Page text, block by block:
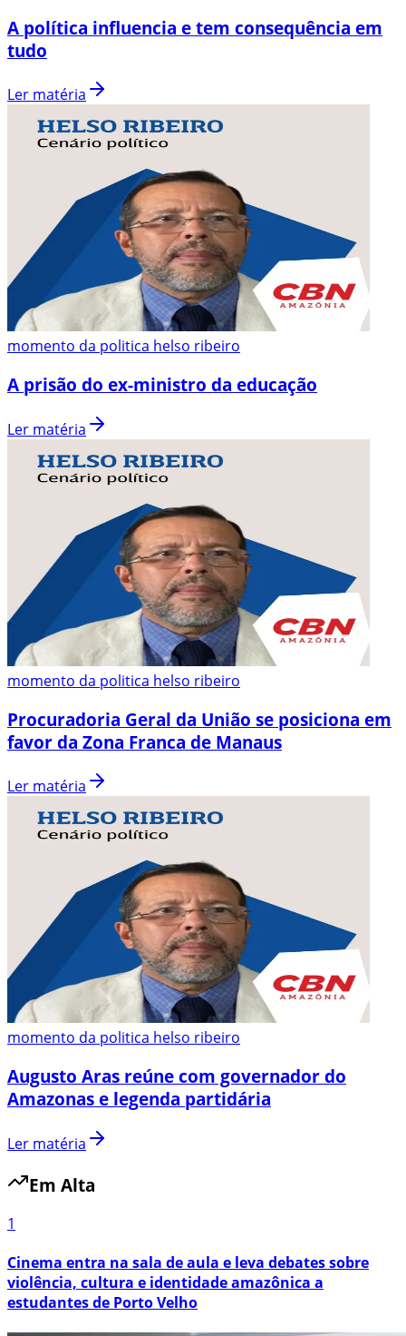
A política influencia e tem consequência em
tudo
Ler matéria
momento da politica helso ribeiro
A prisão do ex-ministro da educação
Ler matéria
momento da politica helso ribeiro
Procuradoria Geral da União se posiciona em
favor da Zona Franca de Manaus
Ler matéria
momento da politica helso ribeiro
Augusto Aras reúne com governador do
Amazonas e legenda partidária
Ler matéria
Em Alta
1
Cinema entra na sala de aula e leva debates sobre
violência, cultura e identidade amazônica a
estudantes de Porto Velho